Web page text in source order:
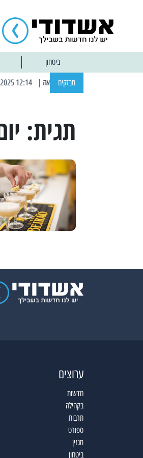
ביטחון
מבזקים | 12:14 13/01/2025 אחרי שבוע: הוסר איסור הרחצה בחופי אשדוד
תגית:
ערוצים
חדשות
בקהילה
תרבות
ספורט
מגזין
ביטחון